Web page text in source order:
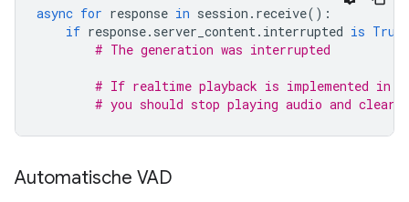
async for response in session . receive():
if response. server_content. interrupted is True
# The generation was interrupted
# If realtime playback is implemented in
# you should stop playing audio and clear
Automatische VAD